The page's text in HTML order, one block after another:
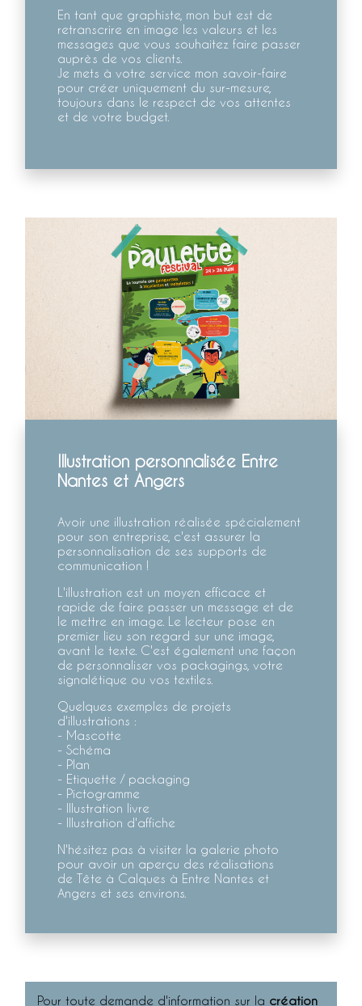
En tant que graphiste, mon but est de
retranscrire en image les valeurs et les
messages que vous souhaitez faire passer
auprès de vos clients.
Je mets à votre service mon savoir-faire
pour créer uniquement du sur-mesure,
toujours dans le respect de vos attentes
et de votre budget.
Illustration personnalisée Entre
Nantes et Angers
Avoir une illustration réalisée spécialement
pour son entreprise, c'est assurer la
personnalisation de ses supports de
communication !
L'illustration est un moyen efficace et
rapide de faire passer un message et de
le mettre en image. Le lecteur pose en
premier lieu son regard sur une image,
avant le texte. C'est également une façon
de personnaliser vos packagings, votre
signalétique ou vos textiles.
Quelques exemples de projets
d'illustrations :
- Mascotte
- Schéma
- Plan
- Etiquette / packaging
- Pictogramme
- Illustration livre
- Illustration d'affiche
N'hésitez pas à visiter la galerie photo
pour avoir un aperçu des réalisations
deTête à Calques à Entre Nantes et
Angers et ses environs.
Pour toute demande d'information sur la création